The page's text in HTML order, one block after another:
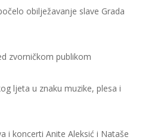
obilježavanje slave Grada
zvorničkom publikom
ljeta u znaku muzike, plesa i
i koncerti Anite Aleksić i Nataše